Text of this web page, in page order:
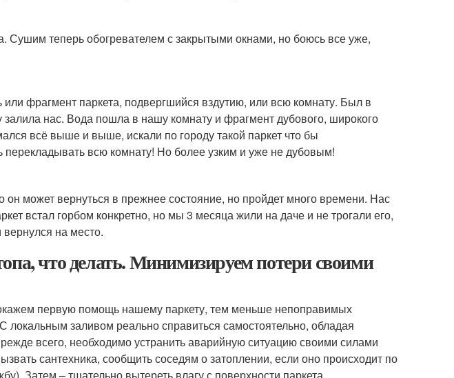
Сушим теперь обогревателем с закрытыми окнами, но боюсь все уже,
фрагмент паркета, подвергшийся вздутию, или всю комнату. Был в
залила нас. Вода пошла в нашу комнату и фрагмент дубового, широкого
всё выше и выше, искали по городу такой паркет что бы
всю комнату! Но более узким и уже не дубовым!
он может вернуться в прежнее состояние, но пройдет много времени. Нас
встал горбом конкретно, но мы 3 месяца жили на даче и не трогали его,
на место.
что делать. Минимизируем потери своими
первую помощь нашему паркету, тем меньше непоправимых
локальным заливом реально справиться самостоятельно, обладая
всего, необходимо устранить аварийную ситуацию своими силами
сантехника, сообщить соседям о затоплении, если оно происходит по